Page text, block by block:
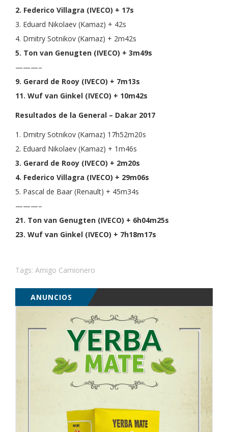
2. Federico Villagra (IVECO) + 17s
3. Eduard Nikolaev (Kamaz) + 42s
4. Dmitry Sotnikov (Kamaz) + 2m42s
5. Ton van Genugten (IVECO) + 3m49s
———–
9. Gerard de Rooy (IVECO) + 7m13s
11. Wuf van Ginkel (IVECO) + 10m42s
Resultados de la General – Dakar 2017
1. Dmitry Sotnikov (Kamaz) 17h52m20s
2. Eduard Nikolaev (Kamaz) + 1m46s
3. Gerard de Rooy (IVECO) + 2m20s
4. Federico Villagra (IVECO) + 29m06s
5. Pascal de Baar (Renault) + 45m34s
———–
21. Ton van Genugten (IVECO) + 6h04m25s
23. Wuf van Ginkel (IVECO) + 7h18m17s
Tags: Amigo Camionero
ANUNCIOS